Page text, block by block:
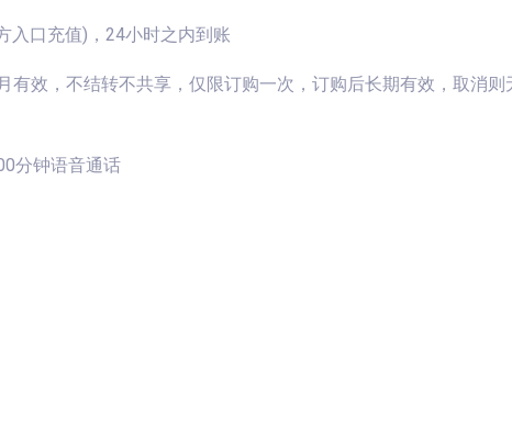
入口充值)，24小时之内到账
效，不结转不共享，仅限订购一次，订购后长期有效，取消
分钟语音通话